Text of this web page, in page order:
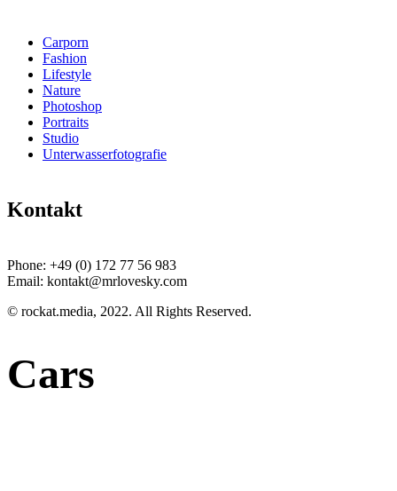
Carporn
Fashion
Lifestyle
Nature
Photoshop
Portraits
Studio
Unterwasserfotografie
Kontakt
Phone: +49 (0) 172 77 56 983
Email: kontakt@mrlovesky.com
© rockat.media, 2022. All Rights Reserved.
Cars